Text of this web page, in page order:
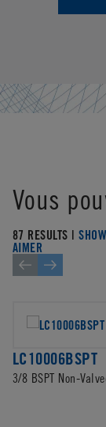
Vous
87 RESULTS |
AIMER
LC10006BSPT
3/8 BSPT Non-